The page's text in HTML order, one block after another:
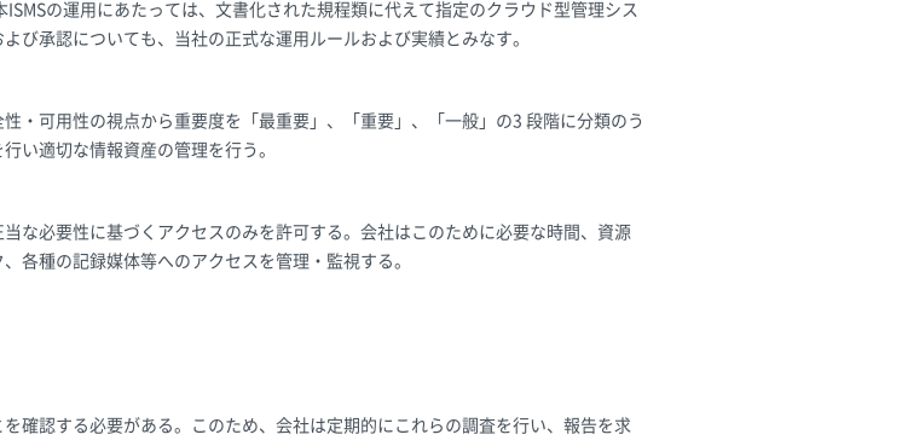
の運用にあたっては、文書化された規程類に代えて指定のクラウド型管理シス
び承認についても、当社の正式な運用ルールおよび実績とみなす。
・可用性の視点から重要度を「最重要」、「重要」、「一般」の3 段階に分類のう
い適切な情報資産の管理を行う。
な必要性に基づくアクセスのみを許可する。会社はこのために必要な時間、資源
各種の記録媒体等へのアクセスを管理・監視する。
確認する必要がある。このため、会社は定期的にこれらの調査を行い、報告を求